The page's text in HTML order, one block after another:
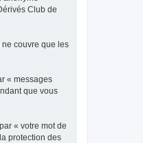
Club de
couvre que les
« messages
que vous
« votre mot de
protection des